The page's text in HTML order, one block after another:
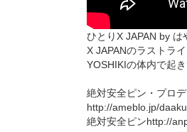
ひとりX JAPAN by は
X JAPANのラストラ
YOSHIKIの体内で起
絶対安全ピン・プロ
http://ameblo.jp/
絶対安全ピンhttp://